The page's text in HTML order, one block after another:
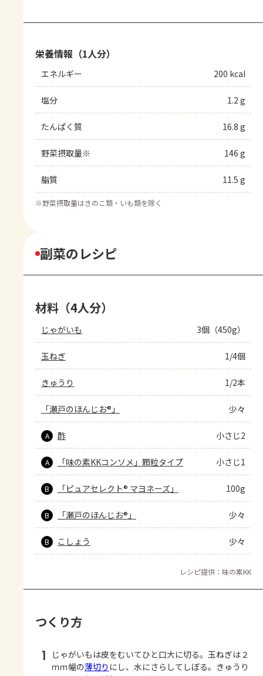
栄養情報（1人分）
エネルギー 200 kcal
塩分 1.2 g
たんぱく質 16.8 g
野菜摂取量※ 146 g
脂質 11.5 g
※野菜摂取量はきのこ類・いも類を除く
副菜のレシピ
材料（4人分）
じゃがいも 3個（450g）
玉ねぎ 1/4個
きゅうり 1/2本
「瀬戸のほんじお®」 少々
A 酢 小さじ2
A 「味の素KKコンソメ」顆粒タイプ 小さじ1
B 「ピュアセレクト® マヨネーズ」 100g
B 「瀬戸のほんじお®」 少々
B こしょう 少々
レシピ提供：味の素KK
つくり方
1
じゃがいもは皮をむいてひと口大に切る。玉ねぎは２
ｍｍ幅の薄切り にし、水にさらしてしぼる。きゅうり